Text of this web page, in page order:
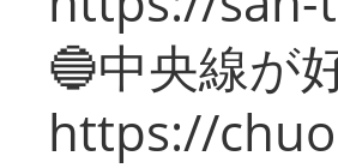
🔵中央線が
https://